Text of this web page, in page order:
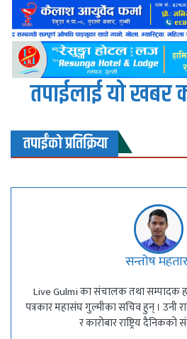
तपाईलाई यो खबर
तपाईंको प्रतिक्रिया
सन्तोष
Live Gulmi का संचालक तथा सम्पादक
पत्रकार महासंघ गुल्मीका सचिव हुन् । उनी
र कारोबार राष्ट्रिय दैनिकको